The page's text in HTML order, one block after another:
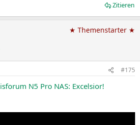
Zitieren
★ Themenstarter ★
#175
N5 Pro NAS: Excelsior!